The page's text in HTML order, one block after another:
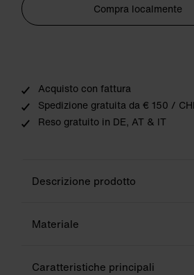
Compra localmente
Acquisto con fattura
Spedizione gratuita da € 150 /
Reso gratuito in DE, AT & IT
Descrizione prodotto
Materiale
Caratteristiche principali